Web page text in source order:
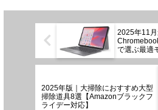
2025年11
で選ぶ最適
2025年版｜大掃除におすすめ大型
掃除道具8選【Amazonブラックフ
ライデー対応】